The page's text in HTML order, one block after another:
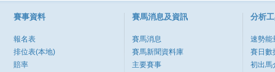
賽事資料
報名表
排位表(本地)
賠率
賽馬消息及資訊
賽馬消息
賽馬新聞資料庫
主要賽事
分析
速勢能
賽日數
初出馬